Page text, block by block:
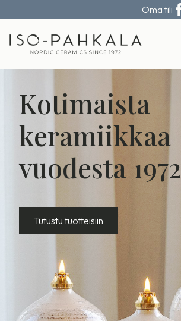
Oma tili
Kotimaista
keramiikkaa
vuodesta 1972
Tutustu tuotteisiin